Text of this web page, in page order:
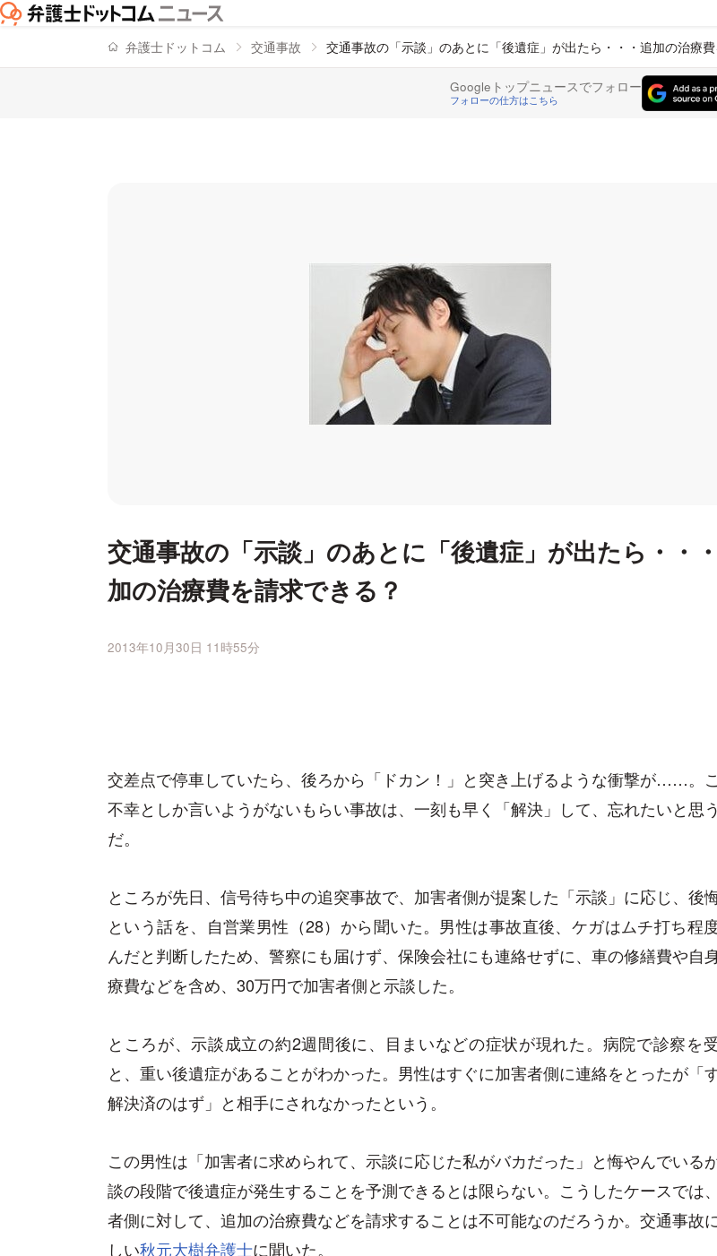
弁護士ドットコム 交通事故 交通事故の「示談」のあとに「後遺症」が出たら・・・追加の治療
Googleトップニュースでフォロー
フォローの仕方はこちら
交通事故の「示談」のあとに「後遺症」が出たら・・
加の治療費を請求できる？
2013年10月30日 11時55分
交差点で停車していたら、後ろから「ドカン！」と突き上げるような衝撃が……。
不幸としか言いようがないもらい事故は、一刻も早く「解決」して、忘れたいと思
だ。
ところが先日、信号待ち中の追突事故で、加害者側が提案した「示談」に応じ、後
という話を、自営業男性（28）から聞いた。男性は事故直後、ケガはムチ打ち程
んだと判断したため、警察にも届けず、保険会社にも連絡せずに、車の修繕費や自
療費などを含め、30万円で加害者側と示談した。
ところが、示談成立の約2週間後に、目まいなどの症状が現れた。病院で診察を
と、重い後遺症があることがわかった。男性はすぐに加害者側に連絡をとったが「
解決済のはず」と相手にされなかったという。
この男性は「加害者に求められて、示談に応じた私がバカだった」と悔やんでいる
談の段階で後遺症が発生することを予測できるとは限らない。こうしたケースでは
者側に対して、追加の治療費などを請求することは不可能なのだろうか。交通事故
しい秋元大樹弁護士に聞いた。